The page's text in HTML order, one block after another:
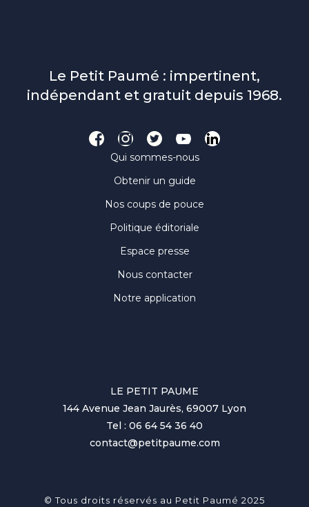
Le Petit Paumé : impertinent,
indépendant et gratuit depuis 1968.
Qui sommes-nous
Obtenir un guide
Nos coups de pouce
Politique éditoriale
Espace presse
Nous contacter
Notre application
LE PETIT PAUME
144 Avenue Jean Jaurès, 69007 Lyon
Tel : 06 64 54 36 40
contact@petitpaume.com
© Tous droits réservés au Petit Paumé 2025